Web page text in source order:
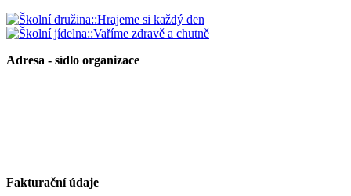
Adresa - sídlo organizace
Fakturační údaje